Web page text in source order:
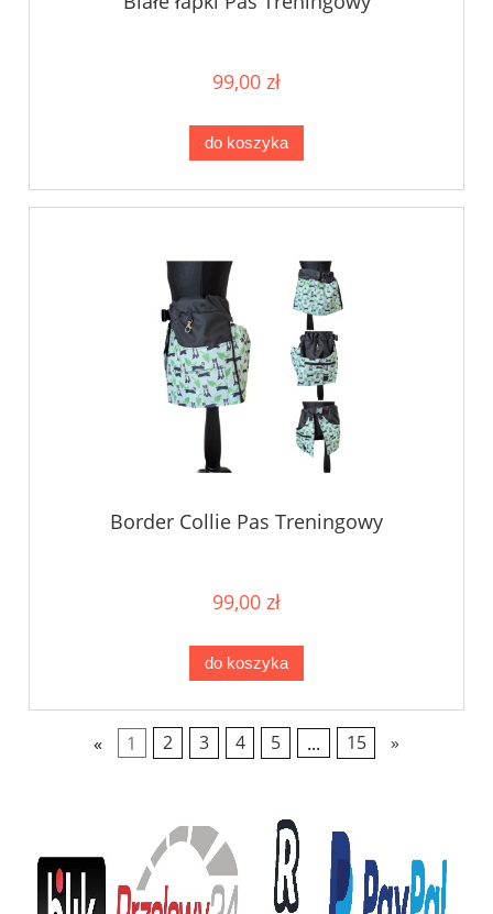
99,00 zł
do koszyka
Border Collie Pas Treningowy
99,00 zł
do koszyka
« 1 2 3 4 5 ... 15 »